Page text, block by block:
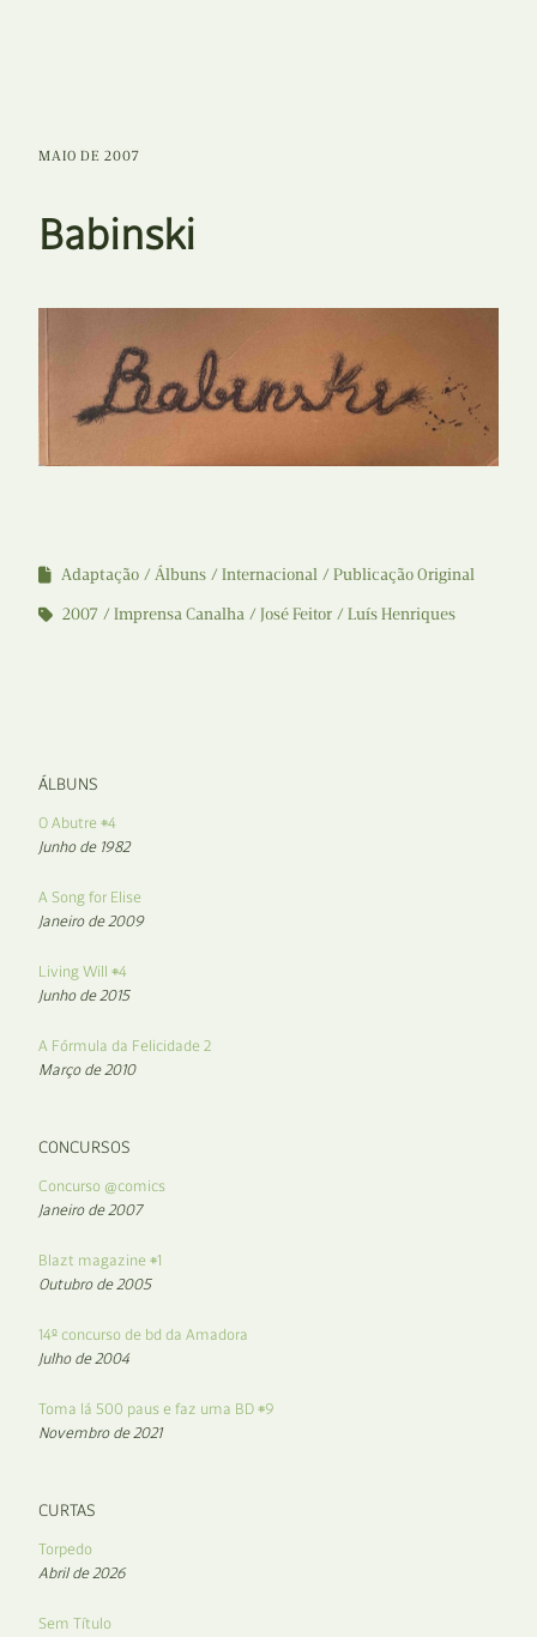
MAIO DE 2007
Babinski
Adaptação Álbuns Internacional
Publicação Original
2007
Imprensa Canalha José Feitor Luís Henriques
ÁLBUNS
O Abutre #4
Junho de 1982
A Song for Elise
Janeiro de 2009
Living Will #4
Junho de 2015
A Fórmula da Felicidade 2
Março de 2010
CONCURSOS
Concurso @comics
Janeiro de 2007
Blazt magazine #1
Outubro de 2005
14º concurso de bd da Amadora
Julho de 2004
Toma lá 500 paus e faz uma BD #9
Novembro de 2021
CURTAS
Torpedo
Abril de 2026
Sem Título